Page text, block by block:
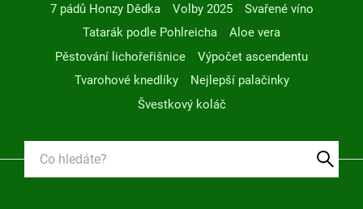
7 pádů Honzy Dědka
Volby 2025
Svařené víno
Tatarák podle Pohlreicha
Aloe vera
Pěstování lichořeřišnice
Výpočet ascendentu
Tvarohové knedlíky
Nejlepší palačinky
Švestkový koláč